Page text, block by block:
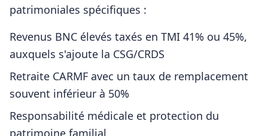
patrimoniales spécifiques :
Revenus BNC élevés taxés en TMI 41% ou 45%,
auxquels s'ajoute la CSG/CRDS
Retraite CARMF avec un taux de remplacement
souvent inférieur à 50%
Responsabilité médicale et protection du
patrimoine familial